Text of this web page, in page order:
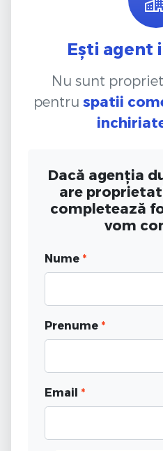
Ești agent
Nu sunt
pentru spatii
Dacă agenția
are
completează
vom
Nume *
Prenume *
Email *